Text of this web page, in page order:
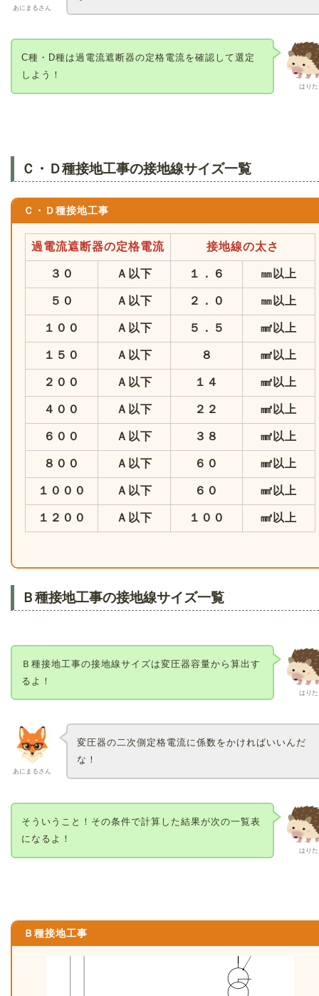
あにまるさん
はりた
C種・D種は過電流遮断器の定格電流を確認して選定
しよう！
Ｃ・Ｄ種接地工事の接地線サイズ一覧
Ｃ・Ｄ種接地工事
過電流遮断器の定格電流 接地線の太さ
３０ Ａ以下 １．６ ㎜以上
５０ Ａ以下 ２．０ ㎜以上
１００ Ａ以下 ５．５ ㎟以上
１５０ Ａ以下 ８ ㎟以上
２００ Ａ以下 １４ ㎟以上
４００ Ａ以下 ２２ ㎟以上
６００ Ａ以下 ３８ ㎟以上
８００ Ａ以下 ６０ ㎟以上
１０００ Ａ以下 ６０ ㎟以上
１２００ Ａ以下 １００ ㎟以上
Ｂ種接地工事の接地線サイズ一覧
はりた
Ｂ種接地工事の接地線サイズは変圧器容量から算出す
るよ！
あにまるさん
変圧器の二次側定格電流に係数をかければいいんだ
な！
はりた
そういうこと！その条件で計算した結果が次の一覧表
になるよ！
Ｂ種接地工事